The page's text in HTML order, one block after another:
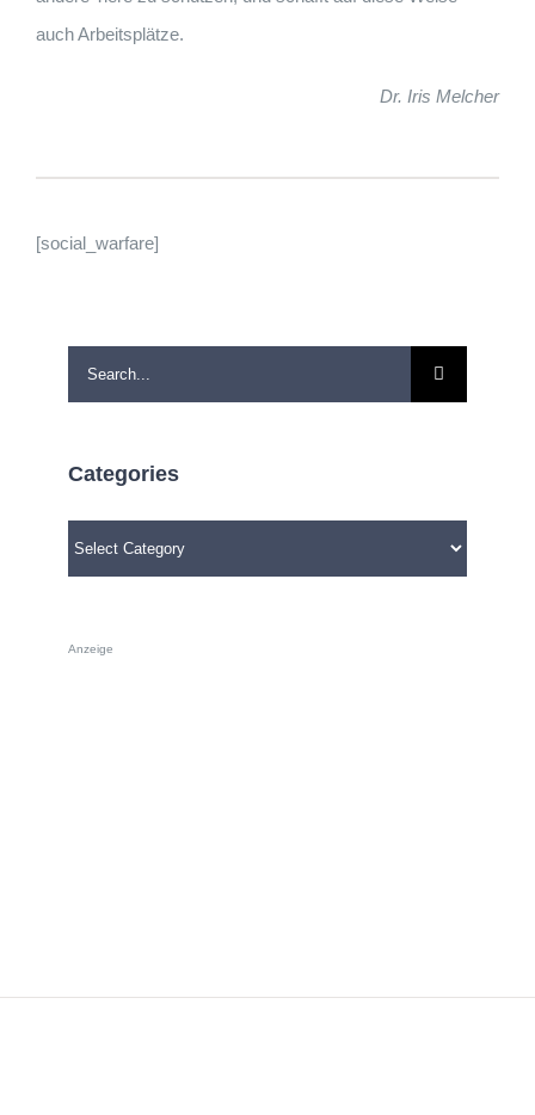
auch Arbeitsplätze.
Dr. Iris Melcher
[social_warfare]
Search
for:
Categories
Categories
Anzeige